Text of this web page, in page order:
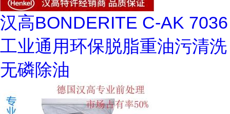
汉高BONDERITE C-AK 7036
工业通用环保脱脂重油污清洗
无磷除油